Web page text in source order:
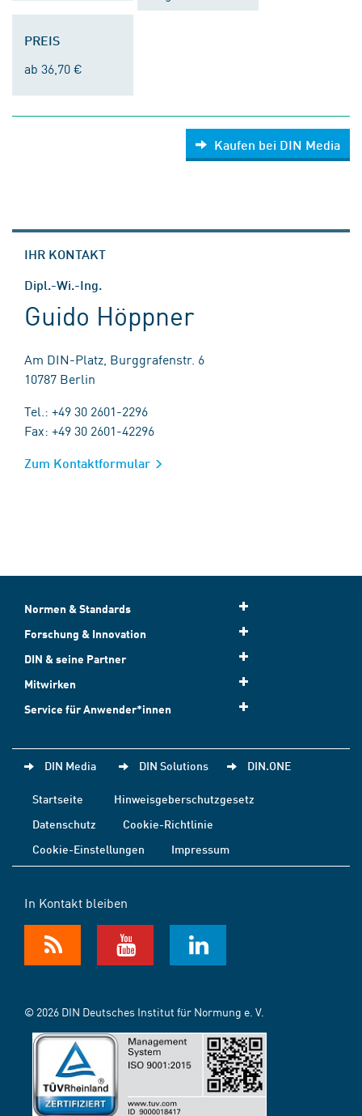
PREIS
ab 36,70 €
Kaufen bei DIN Media
IHR KONTAKT
Dipl.-Wi.-Ing.
Guido Höppner
Am DIN-Platz, Burggrafenstr. 6
10787 Berlin
Tel.: +49 30 2601-2296
Fax: +49 30 2601-42296
Zum Kontaktformular
Normen & Standards
Forschung & Innovation
DIN & seine Partner
Mitwirken
Service für Anwender*innen
DIN Media DIN Solutions DIN.ONE
Startseite
Hinweisgeberschutzgesetz
Datenschutz
Cookie-Richtlinie
Cookie-Einstellungen
Impressum
In Kontakt bleiben
© 2026 DIN Deutsches Institut für Normung e. V.